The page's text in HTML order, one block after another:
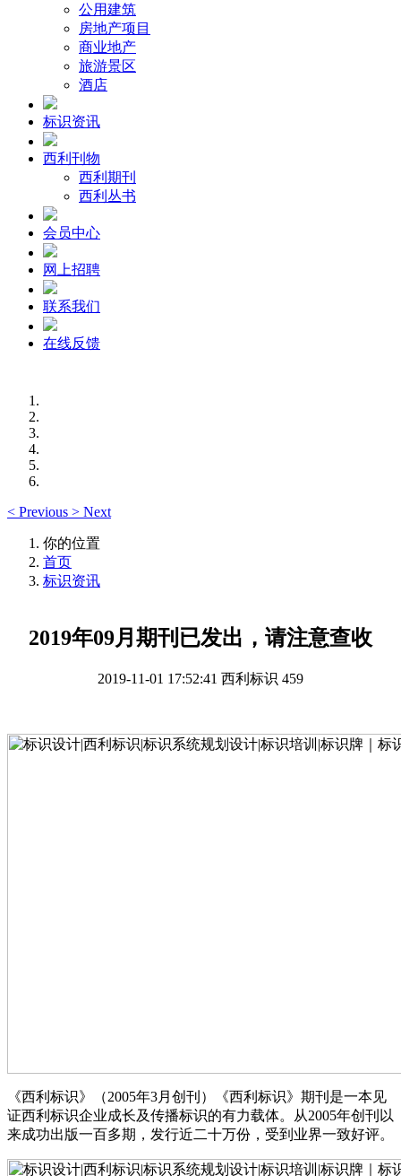
公用建筑
房地产项目
商业地产
旅游景区
酒店
标识资讯
西利刊物
西利期刊
西利丛书
会员中心
网上招聘
联系我们
在线反馈
< Previous > Next
你的位置
首页
标识资讯
2019年09月期刊已发出，请注意查收
2019-11-01 17:52:41 西利标识 459
《西利标识》（2005年3月创刊）《西利标识》期刊是一本见
证西利标识企业成长及传播标识的有力载体。从2005年创刊以
来成功出版一百多期，发行近二十万份，受到业界一致好评。